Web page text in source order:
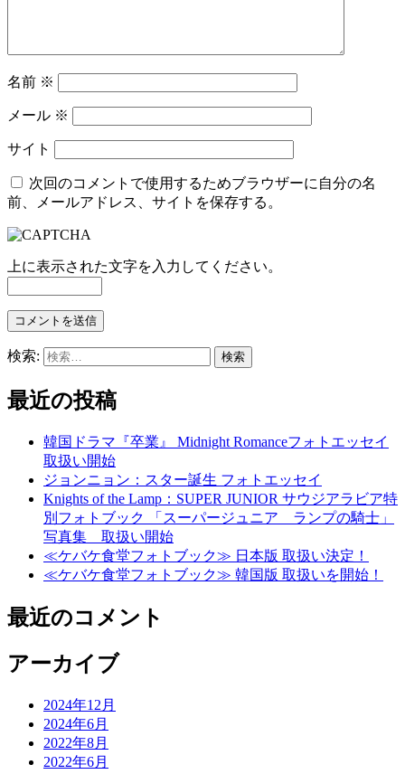
名前 ※
メール ※
サイト
次回のコメントで使用するためブラウザーに自分の名
前、メールアドレス、サイトを保存する。
上に表示された文字を入力してください。
検索:
最近の投稿
韓国ドラマ『卒業』 Midnight Romanceフォトエッセイ
取扱い開始
ジョンニョン：スター誕生 フォトエッセイ
Knights of the Lamp：SUPER JUNIOR サウジアラビア特
別フォトブック 「スーパージュニア ランプの騎士」
写真集 取扱い開始
≪ケバケ食堂フォトブック≫ 日本版 取扱い決定！
≪ケバケ食堂フォトブック≫ 韓国版 取扱いを開始！
最近のコメント
アーカイブ
2024年12月
2024年6月
2022年8月
2022年6月